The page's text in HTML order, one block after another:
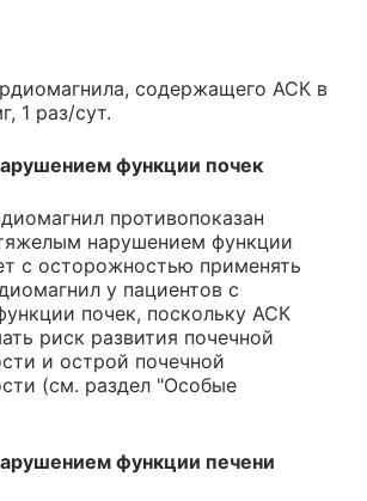
содержащего АСК в
1 раз/сут.
функции почек
противопоказан
нарушением функции
с осторожностью применять
у пациентов с
почек, поскольку АСК
риск развития почечной
и острой почечной
(см. раздел "Особые
функции печени